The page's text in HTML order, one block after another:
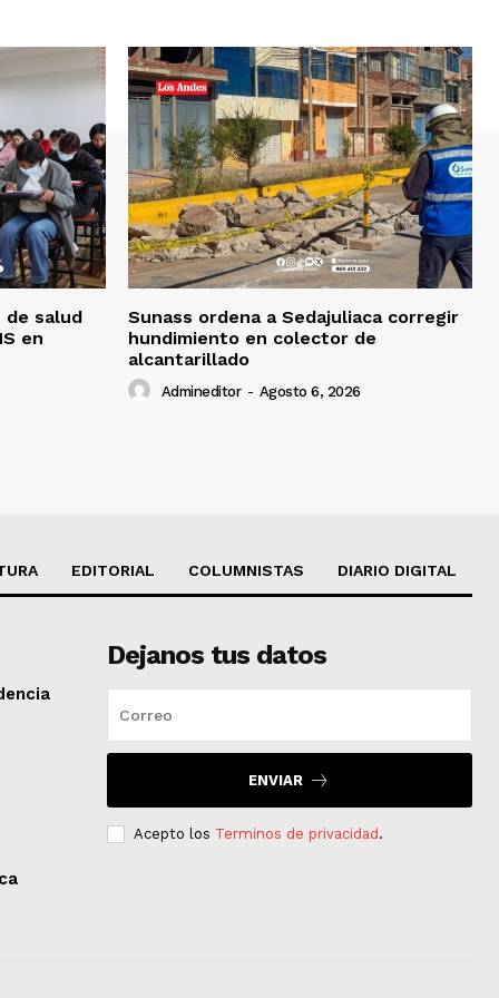
de salud
en
Sunass ordena a Sedajuliaca corregir
hundimiento en colector de
alcantarillado
Admineditor - Agosto 6, 2026
EDITORIAL COLUMNISTAS DIARIO DIGITAL
Dejanos tus datos
ENVIAR
Acepto los Terminos de privacidad.